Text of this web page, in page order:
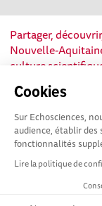
Cookies
Sur Echosciences,
audience, établir
fonctionnalités
Lire la politique de
Partager,
Nouvelle-
culture
|Ligne éditoriale